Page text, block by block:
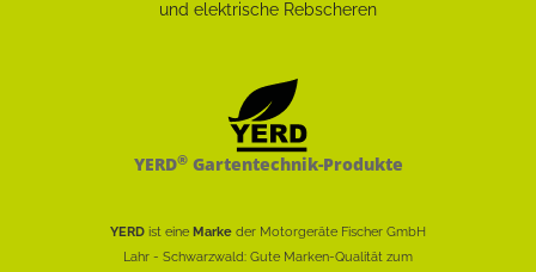
YERD®Gartentechnik-Produkte
YERD ist eine Marke der Motorgeräte Fischer GmbH
Lahr - Schwarzwald: Gute Marken-Qualität zum